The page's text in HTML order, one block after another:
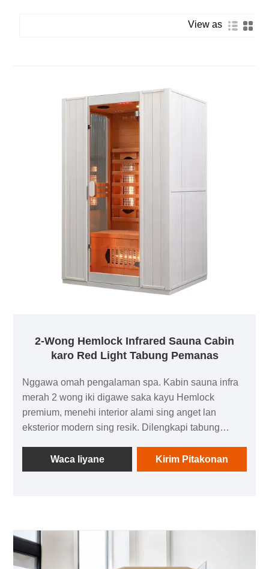
View as
2-Wong Hemlock Infrared Sauna Cabin
karo Red Light Tabung Pemanas
Nggawa omah pengalaman spa. Kabin sauna infra
merah 2 wong iki digawe saka kayu Hemlock
premium, menehi interior alami sing anget lan
eksterior modern sing resik. Dilengkapi tabung
kanthi cepet lan nyedhiyakake anget sing tetep lan
nyaman kanggo ndhukung istirahat, rutinitas kringet,
Dirancang kanggo panggunaan njero ruangan, iki
minangka upgrade sing cocog kanggo papan
kesehatan omah sampeyan.
Waca liyane Kirim Pitakonan